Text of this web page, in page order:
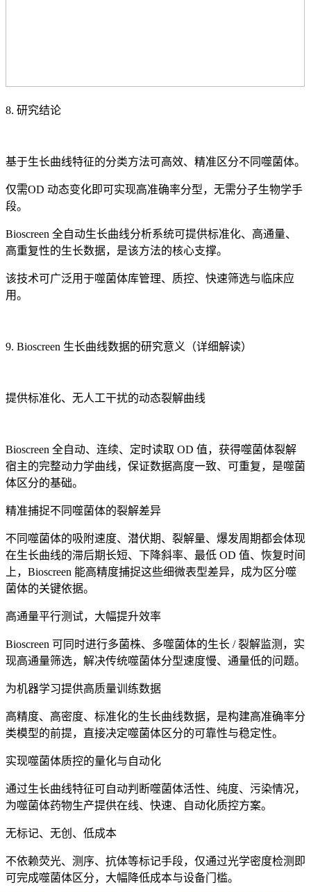
8. 研究结论
基于生长曲线特征的分类方法可高效、精准区分不同噬菌体。
仅需OD 动态变化即可实现高准确率分型，无需分子生物学手
段。
Bioscreen 全自动生长曲线分析系统可提供标准化、高通量、
高重复性的生长数据，是该方法的核心支撑。
该技术可广泛用于噬菌体库管理、质控、快速筛选与临床应
用。
9. Bioscreen 生长曲线数据的研究意义（详细解读）
提供标准化、无人工干扰的动态裂解曲线
Bioscreen 全自动、连续、定时读取 OD 值，获得噬菌体裂解
宿主的完整动力学曲线，保证数据高度一致、可重复，是噬菌
体区分的基础。
精准捕捉不同噬菌体的裂解差异
不同噬菌体的吸附速度、潜伏期、裂解量、爆发周期都会体现
在生长曲线的滞后期长短、下降斜率、最低 OD 值、恢复时间
上，Bioscreen 能高精度捕捉这些细微表型差异，成为区分噬
菌体的关键依据。
高通量平行测试，大幅提升效率
Bioscreen 可同时进行多菌株、多噬菌体的生长 / 裂解监测，实
现高通量筛选，解决传统噬菌体分型速度慢、通量低的问题。
为机器学习提供高质量训练数据
高精度、高密度、标准化的生长曲线数据，是构建高准确率分
类模型的前提，直接决定噬菌体区分的可靠性与稳定性。
实现噬菌体质控的量化与自动化
通过生长曲线特征可自动判断噬菌体活性、纯度、污染情况，
为噬菌体药物生产提供在线、快速、自动化质控方案。
无标记、无创、低成本
不依赖荧光、测序、抗体等标记手段，仅通过光学密度检测即
可完成噬菌体区分，大幅降低成本与设备门槛。